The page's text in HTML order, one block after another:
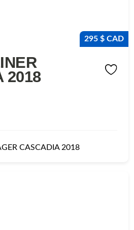
295 $ CAD
2018
CASCADIA 2018